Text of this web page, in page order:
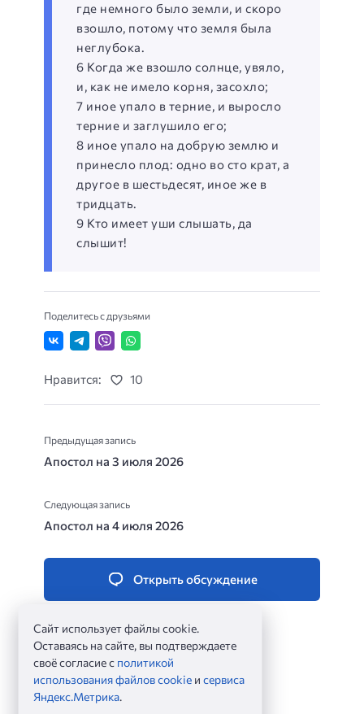
где немного было земли, и скоро
взошло, потому что земля была
неглубока.
6 Когда же взошло солнце, увяло,
и, как не имело корня, засохло;
7 иное упало в терние, и выросло
терние и заглушило его;
8 иное упало на добрую землю и
принесло плод: одно во сто крат, а
другое в шестьдесят, иное же в
тридцать.
9 Кто имеет уши слышать, да
слышит!
Поделитесь с друзьями
Нравится: 10
Предыдущая запись
Апостол на 3 июля 2026
Следующая запись
Апостол на 4 июля 2026
Открыть обсуждение
Сайт использует файлы cookie.
Оставаясь на сайте, вы подтверждаете
своё согласие с политикой
использования файлов cookie исервиса
Яндекс.Метрика.